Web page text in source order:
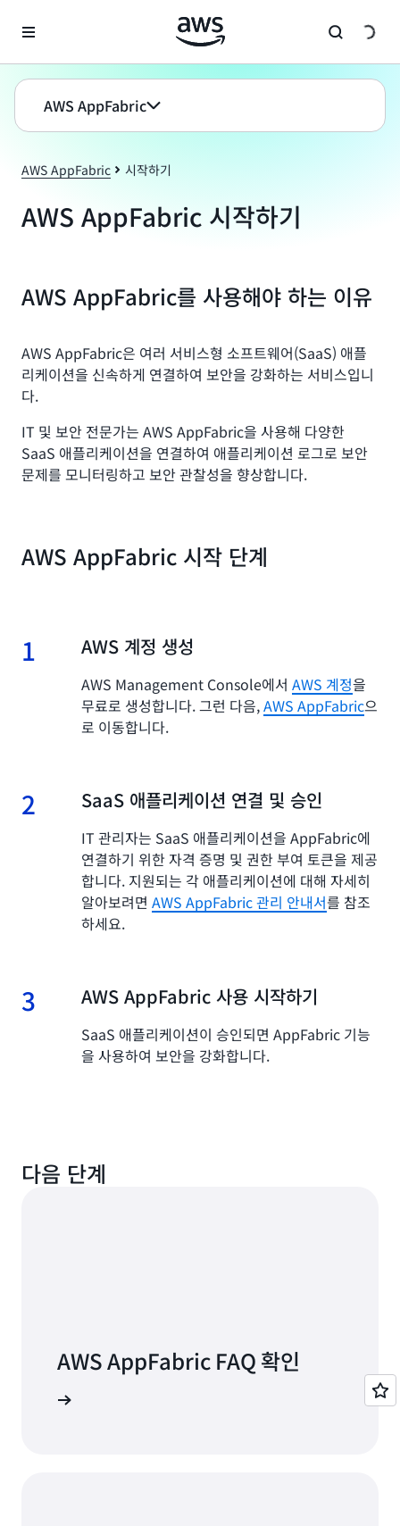
AWS AppFabric
AWS AppFabric 시작하기
AWS AppFabric 시작하기
AWS AppFabric를 사용해야 하는 이유
AWS AppFabric은 여러 서비스형 소프트웨어(SaaS) 애플
리케이션을 신속하게 연결하여 보안을 강화하는 서비스입니
다.
IT 및 보안 전문가는 AWS AppFabric을 사용해 다양한
SaaS 애플리케이션을 연결하여 애플리케이션 로그로 보안
문제를 모니터링하고 보안 관찰성을 향상합니다.
AWS AppFabric 시작 단계
1 1.
AWS 계정 생성
AWS Management Console에서 AWS 계정을
무료로 생성합니다. 그런 다음,AWS AppFabric으
로 이동합니다.
2 2.
SaaS 애플리케이션 연결 및 승인
IT 관리자는 SaaS 애플리케이션을 AppFabric에
연결하기 위한 자격 증명 및 권한 부여 토큰을 제공
합니다. 지원되는 각 애플리케이션에 대해 자세히
알아보려면 AWS AppFabric 관리 안내서를 참조
하세요.
3 3.
AWS AppFabric 사용 시작하기
SaaS 애플리케이션이 승인되면 AppFabric 기능
을 사용하여 보안을 강화합니다.
다음 단계
AWS AppFabric FAQ 확인